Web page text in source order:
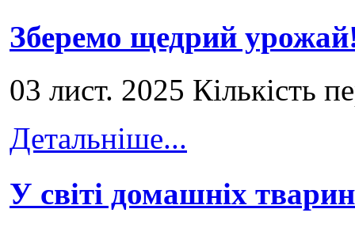
Зберемо щедрий
03 лист. 2025 Кількість
Детальніше...
У світі домашніх тварин